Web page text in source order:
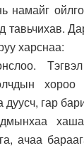
намайг
тавьчихав.
харснаа:
дуусч, гар
ачаа